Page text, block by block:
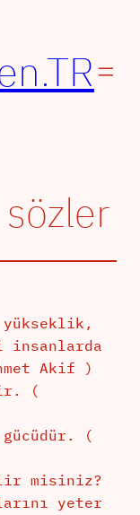
Akif )
(
(
misiniz?
yeter